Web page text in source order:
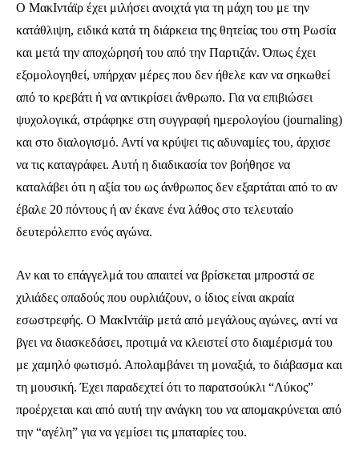
Ο ΜακΙντάϊρ έχει μιλήσει ανοιχτά για τη μάχη του με την
κατάθλιψη, ειδικά κατά τη διάρκεια της θητείας του στη Ρωσία
και μετά την αποχώρησή του από την Παρτιζάν. Όπως έχει
εξομολογηθεί, υπήρχαν μέρες που δεν ήθελε καν να σηκωθεί
από το κρεβάτι ή να αντικρίσει άνθρωπο. Για να επιβιώσει
ψυχολογικά, στράφηκε στη συγγραφή ημερολογίου (journaling)
και στο διαλογισμό. Αντί να κρύψει τις αδυναμίες του, άρχισε
να τις καταγράφει. Αυτή η διαδικασία τον βοήθησε να
καταλάβει ότι η αξία του ως άνθρωπος δεν εξαρτάται από το αν
έβαλε 20 πόντους ή αν έκανε ένα λάθος στο τελευταίο
δευτερόλεπτο ενός αγώνα.
Αν και το επάγγελμά του απαιτεί να βρίσκεται μπροστά σε
χιλιάδες οπαδούς που ουρλιάζουν, ο ίδιος είναι ακραία
εσωστρεφής. Ο ΜακΙντάϊρ μετά από μεγάλους αγώνες, αντί να
βγει να διασκεδάσει, προτιμά να κλειστεί στο διαμέρισμά του
με χαμηλό φωτισμό. Απολαμβάνει τη μοναξιά, το διάβασμα και
τη μουσική. Έχει παραδεχτεί ότι το παρατσούκλι “Λύκος”
προέρχεται και από αυτή την ανάγκη του να απομακρύνεται από
την “αγέλη” για να γεμίσει τις μπαταρίες του.